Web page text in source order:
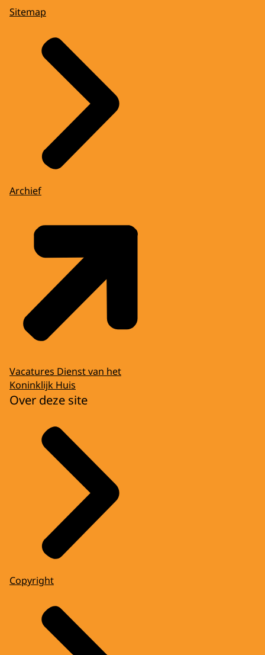
Sitemap
Archief
Vacatures Dienst van het
Koninklijk Huis
Over deze site
Copyright